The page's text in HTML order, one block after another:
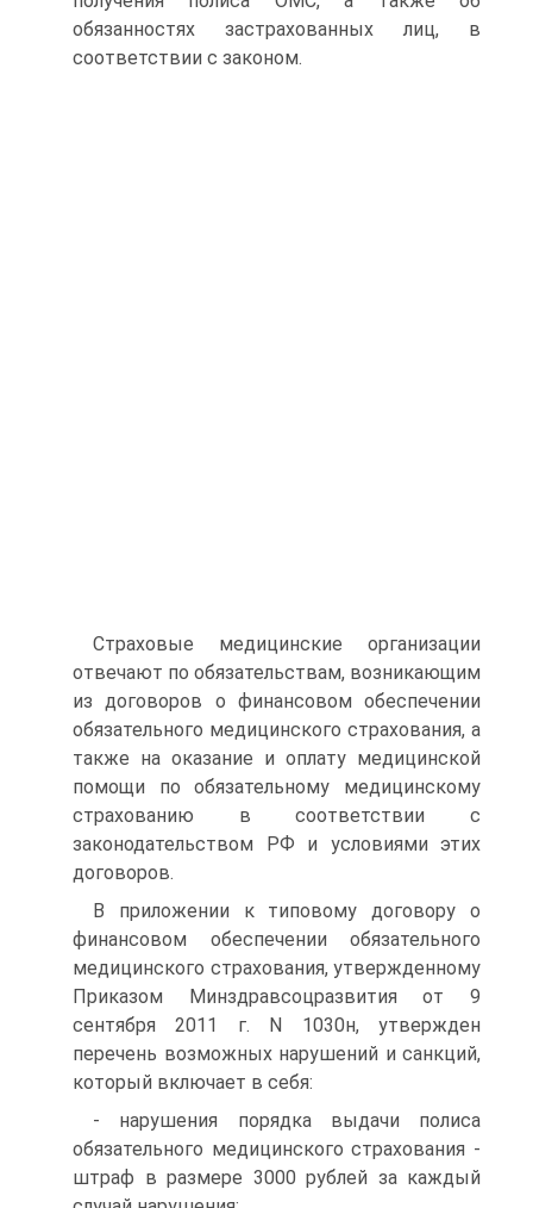
обязанностях застрахованных лиц, в
соответствии с за­коном.
Страховые медицинские организации
отвечают по обязатель­ствам, возникающим
из договоров о финансовом обеспечении
обязательного медицинского страхования, а
также на оказание и оплату медицинской
помощи по обязательному медицинскому
страхованию в соответствии с
законодательством РФ и условия­ми этих
договоров.
В приложении к типовому договору о
финансовом обеспече­нии обязательного
медицинского страхования, утвержденному
Приказом Минздравсоцразвития от 9
сентября 2011 г. N 1030н, утвержден
перечень возможных нарушений и санкций,
который включает в себя:
- нарушения порядка выдачи полиса
обязательного медицинского страхования -
штраф в размере 3000 рублей за каждый